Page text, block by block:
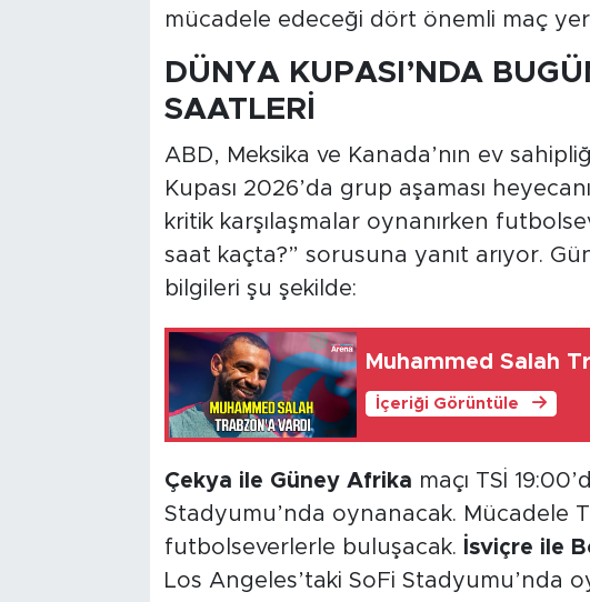
mücadele edeceği dört önemli maç yer
DÜNYA KUPASI’NDA
SAATLERİ
ABD, Meksika ve Kanada’nın ev
Kupası 2026’da grup aşaması
kritik karşılaşmalar oynanırken
saat kaçta?” sorusuna yanıt arıyor.
bilgileri şu şekilde:
Muhammed Salah
İçeriği Görüntüle
Çekya ile Güney Afrika maçı TSİ
Stadyumu’nda oynanacak. Mücadele
futbolseverlerle buluşacak. İsviçre ile
Los Angeles’taki SoFi Stadyumu’nda